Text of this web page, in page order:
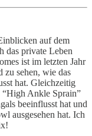
auf dem
das private Leben
ist im letzten Jahr
zu sehen, wie das
hat. Gleichzeitig
“High Ankle Sprain”
beeinflusst hat und
ausgesehen hat. Ich